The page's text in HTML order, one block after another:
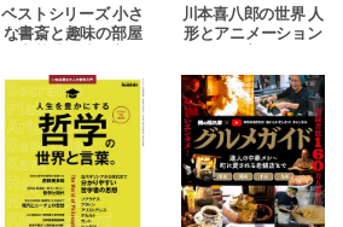
ベストシリーズ 小さ
な書斎と趣味の部屋
川本喜八郎の世界 人
形とアニメーション